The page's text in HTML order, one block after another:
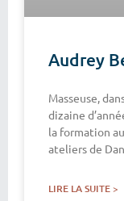
Audrey
Masseuse,
dizaine
la formation
ateliers de
LIRE LA SUITE >